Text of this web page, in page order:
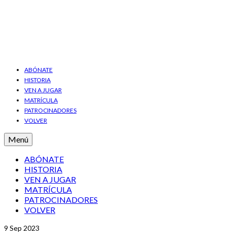
ABÓNATE
HISTORIA
VEN A JUGAR
MATRÍCULA
PATROCINADORES
VOLVER
Menú
ABÓNATE
HISTORIA
VEN A JUGAR
MATRÍCULA
PATROCINADORES
VOLVER
9 Sep 2023